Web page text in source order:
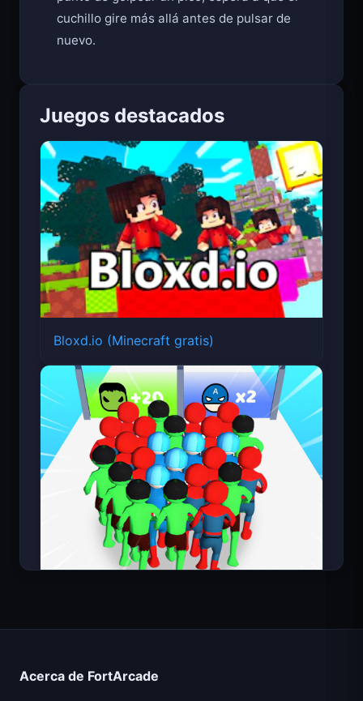
punto de golpear un pico, espera a que el
cuchillo gire más allá antes de pulsar de
Juegos destacados